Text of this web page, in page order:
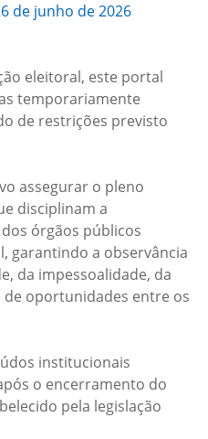
de junho de 2026
eleitoral, este portal
temporariamente
de restrições previsto
assegurar o pleno
disciplinam a
órgãos públicos
garantindo a observância
da impessoalidade, da
oportunidades entre os
institucionais
o encerramento do
pela legislação